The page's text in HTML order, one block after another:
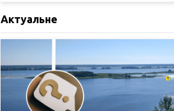
Актуальне